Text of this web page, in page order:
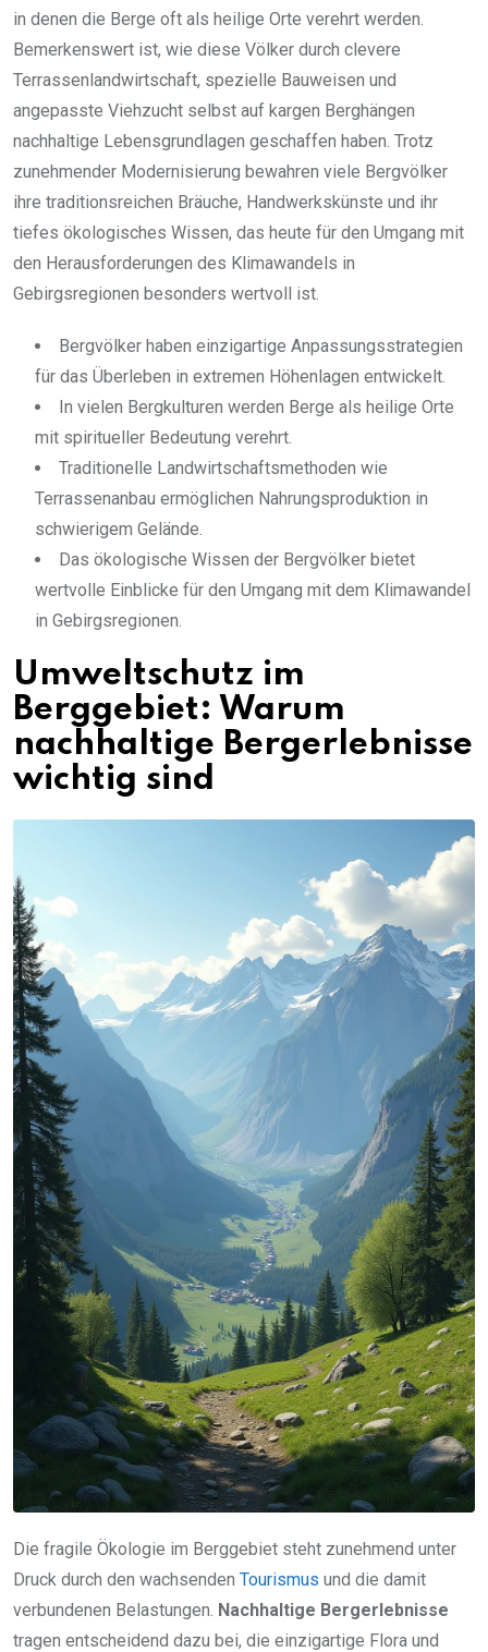
in denen die Berge oft als heilige Orte verehrt werden.
Bemerkenswert ist, wie diese Völker durch clevere
Terrassenlandwirtschaft, spezielle Bauweisen und
angepasste Viehzucht selbst auf kargen Berghängen
nachhaltige Lebensgrundlagen geschaffen haben. Trotz
zunehmender Modernisierung bewahren viele Bergvölker
ihre traditionsreichen Bräuche, Handwerkskünste und ihr
tiefes ökologisches Wissen, das heute für den Umgang mit
den Herausforderungen des Klimawandels in
Gebirgsregionen besonders wertvoll ist.
Bergvölker haben einzigartige Anpassungsstrategien
für das Überleben in extremen Höhenlagen entwickelt.
In vielen Bergkulturen werden Berge als heilige Orte
mit spiritueller Bedeutung verehrt.
Traditionelle Landwirtschaftsmethoden wie
Terrassenanbau ermöglichen Nahrungsproduktion in
schwierigem Gelände.
Das ökologische Wissen der Bergvölker bietet
wertvolle Einblicke für den Umgang mit dem Klimawandel
in Gebirgsregionen.
Umweltschutz im
Berggebiet: Warum
nachhaltige Bergerlebnisse
wichtig sind
Die fragile Ökologie im Berggebiet steht zunehmend unter
Druck durch den wachsenden Tourismus und die damit
verbundenen Belastungen. Nachhaltige Bergerlebnisse
tragen entscheidend dazu bei, die einzigartige Flora und